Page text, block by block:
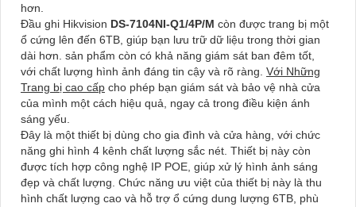
hơn.
Đầu ghi Hikvision DS-7104NI-Q1/4P/M còn được trang bị một
ổ cứng lên đến 6TB, giúp bạn lưu trữ dữ liệu trong thời gian
dài hơn. sản phẩm còn có khả năng giám sát ban đêm tốt,
với chất lượng hình ảnh đáng tin cậy và rõ ràng. Với Những
Trang bị cao cấp cho phép bạn giám sát và bảo vệ nhà cửa
của mình một cách hiệu quả, ngay cả trong điều kiện ánh
sáng yếu.
Đây là một thiết bị dùng cho gia đình và cửa hàng, với chức
năng ghi hình 4 kênh chất lượng sắc nét. Thiết bị này còn
được tích hợp công nghệ IP POE, giúp xử lý hình ảnh sáng
đẹp và chất lượng. Chức năng ưu việt của thiết bị này là thu
hình chất lượng cao và hỗ trợ ổ cứng dung lượng 6TB, phù